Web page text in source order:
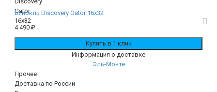
Бинокль Discovery Gator 16x32
4 490 ₽
Информация о доставке
Эль-Монте
Прочее
Доставка по России